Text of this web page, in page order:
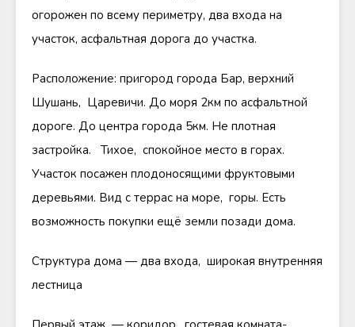
огорожен по всему периметру, два входа на
участок, асфальтная дорога до участка.
Расположение: пригород города Бар, верхний
Шушань, Царевичи. До моря 2км по асфальтной
дороге. До центра города 5км. Не плотная
застройка. Тихое, спокойное место в горах.
Участок посажен плодоносящими фруктовыми
деревьями. Вид с террас на море, горы. Есть
возможность покупки ещё земли позади дома.
Структура дома — два входа, широкая внутренняя
лестница